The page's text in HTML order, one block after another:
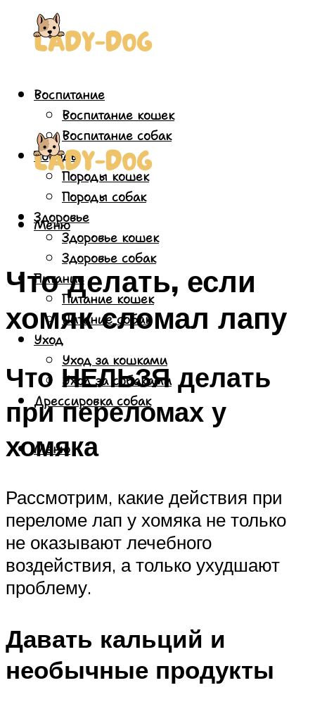
Воспитание
Воспитание кошек
Воспитание собак
Породы
Породы кошек
Породы собак
Здоровье
Здоровье кошек
Здоровье собак
Питание
Питание кошек
Питание собак
Уход
Уход за кошками
Уход за собаками
Дрессировка собак
Меню
Меню
Что делать, если
хомяк сломал лапу
Что НЕЛЬЗЯ делать
при переломах у
хомяка
Рассмотрим, какие действия при
переломе лап у хомяка не только
не оказывают лечебного
воздействия, а только ухудшают
проблему.
Давать кальций и
необычные продукты